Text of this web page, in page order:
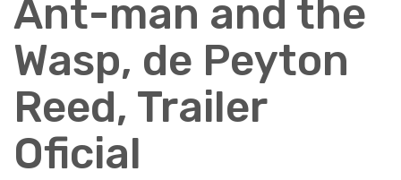
Ant-man and the
Wasp, de Peyton
Reed, Trailer
Oficial